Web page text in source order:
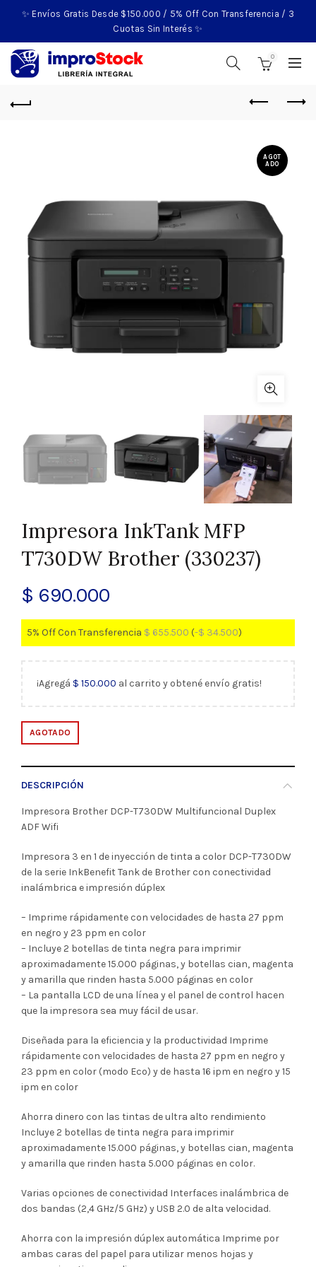
✨ Envíos Gratis Desde $150.000 / 5% Off Con Transferencia / 3
Cuotas Sin Interés ✨
0
AGOT
ADO
Impresora InkTank MFP
T730DW Brother (330237)
$ 690.000
5% Off Con Transferencia $ 655.500 (-$ 34.500)
¡Agregá $ 150.000 al carrito y obtené envío gratis!
AGOTADO
DESCRIPCIÓN
Impresora Brother DCP-T730DW Multifuncional Duplex
ADF Wifi
Impresora 3 en 1 de inyección de tinta a color DCP-T730DW
de la serie InkBenefit Tank de Brother con conectividad
inalámbrica e impresión dúplex
– Imprime rápidamente con velocidades de hasta 27 ppm
en negro y 23 ppm en color
– Incluye 2 botellas de tinta negra para imprimir
aproximadamente 15.000 páginas, y botellas cian, magenta
y amarilla que rinden hasta 5.000 páginas en color
– La pantalla LCD de una línea y el panel de control hacen
que la impresora sea muy fácil de usar.
Diseñada para la eficiencia y la productividad Imprime
rápidamente con velocidades de hasta 27 ppm en negro y
23 ppm en color (modo Eco) y de hasta 16 ipm en negro y 15
ipm en color
Ahorra dinero con las tintas de ultra alto rendimiento
Incluye 2 botellas de tinta negra para imprimir
aproximadamente 15.000 páginas, y botellas cian, magenta
y amarilla que rinden hasta 5.000 páginas en color.
Varias opciones de conectividad Interfaces inalámbrica de
dos bandas (2,4 GHz/5 GHz) y USB 2.0 de alta velocidad.
Ahorra con la impresión dúplex automática Imprime por
ambas caras del papel para utilizar menos hojas y